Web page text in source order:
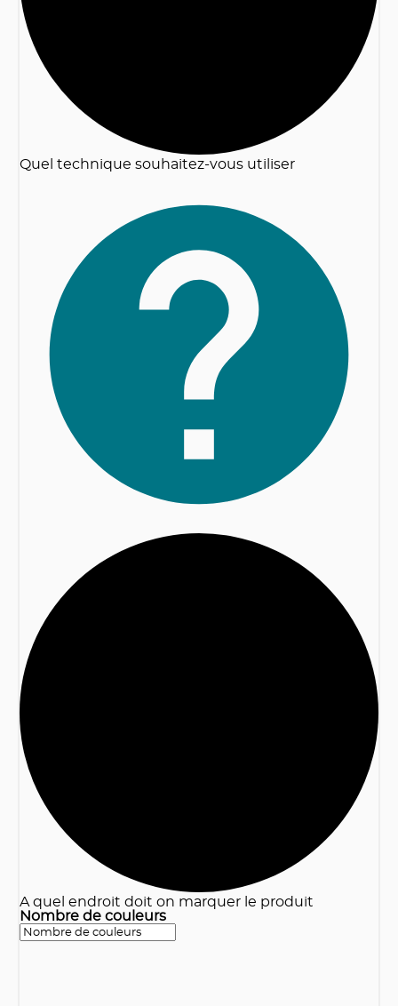
Quel technique souhaitez-vous utiliser
A quel endroit doit on marquer le produit
Nombre de couleurs